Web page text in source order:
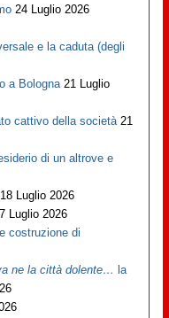
24 Luglio 2026
e la caduta (degli
a Bologna 21 Luglio
cattivo della società 21
di un altrove e
18 Luglio 2026
Luglio 2026
costruzione di
ne la città dolente… la